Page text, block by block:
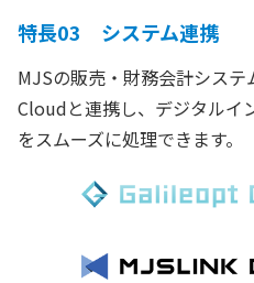
特長03 システム連携
MJSの販売・財務会計シス
Cloudと連携し、デジタルイ
をスムーズに処理できます。